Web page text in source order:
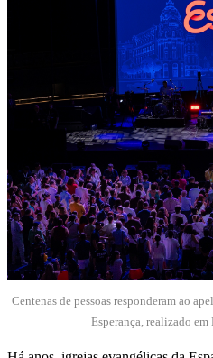
Centenas de pessoas responderam ao
Esperança, realizado